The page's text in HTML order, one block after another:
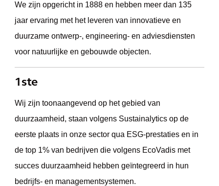
We zijn opgericht in 1888 en hebben meer dan 135
jaar ervaring met het leveren van innovatieve en
duurzame ontwerp-, engineering- en adviesdiensten
voor natuurlijke en gebouwde objecten.
1ste
Wij zijn toonaangevend op het gebied van
duurzaamheid, staan volgens Sustainalytics op de
eerste plaats in onze sector qua ESG-prestaties en in
de top 1% van bedrijven die volgens EcoVadis met
succes duurzaamheid hebben geïntegreerd in hun
bedrijfs- en managementsystemen.